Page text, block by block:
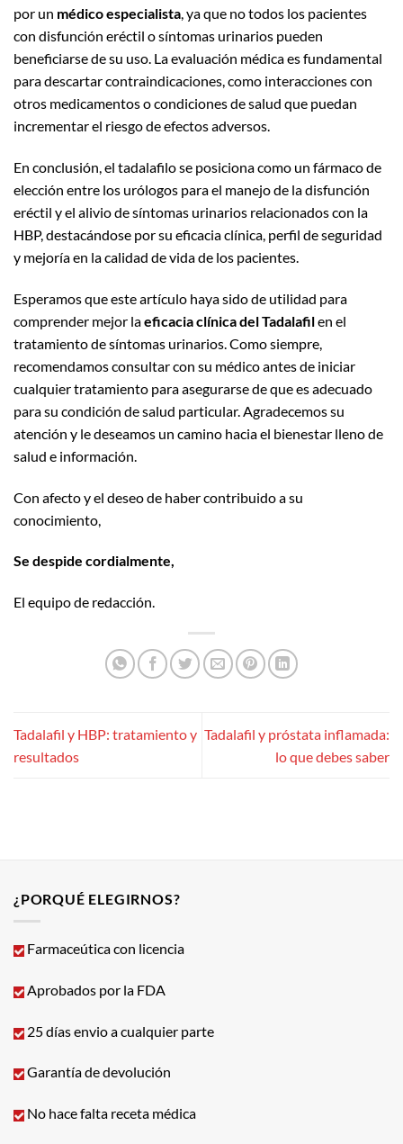
por un médico especialista, ya que no todos los pacientes
con disfunción eréctil o síntomas urinarios pueden
beneficiarse de su uso. La evaluación médica es fundamental
para descartar contraindicaciones, como interacciones con
otros medicamentos o condiciones de salud que puedan
incrementar el riesgo de efectos adversos.
En conclusión, el tadalafilo se posiciona como un fármaco de
elección entre los urólogos para el manejo de la disfunción
eréctil y el alivio de síntomas urinarios relacionados con la
HBP, destacándose por su eficacia clínica, perfil de seguridad
y mejoría en la calidad de vida de los pacientes.
Esperamos que este artículo haya sido de utilidad para
comprender mejor laeficacia clínica del Tadalafilen el
tratamiento de síntomas urinarios. Como siempre,
recomendamos consultar con su médico antes de iniciar
cualquier tratamiento para asegurarse de que es adecuado
para su condición de salud particular. Agradecemos su
atención y le deseamos un camino hacia el bienestar lleno de
salud e información.
Con afecto y el deseo de haber contribuido a su
conocimiento,
Se despide cordialmente,
El equipo de redacción.
Tadalafil y HBP: tratamiento y
resultados
Tadalafil y próstata inflamada:
lo que debes saber
¿PORQUÉ ELEGIRNOS?
Farmaceútica con licencia
Aprobados por la FDA
25 días envio a cualquier parte
Garantía de devolución
No hace falta receta médica